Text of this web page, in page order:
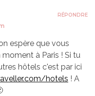
espère que vous
à Paris ! Si tu
hôtels c'est par ici
hotels ! A
RÉPONDRE